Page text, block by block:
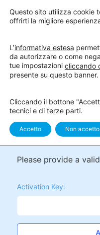
Activate Your
Please provide a
Activation Key:
Questo sito utilizza cookie
offrirti la migliore
L’informativa estesa
da autorizzare o come
tue impostazioni cliccando
presente su questo banner.
Cliccando il bottone
tecnici e di terze parti.
Accetto Non accetto